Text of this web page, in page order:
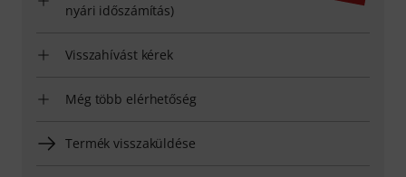
nyári időszámítás)
Visszahívást kérek
Még több elérhetőség
Termék visszaküldése